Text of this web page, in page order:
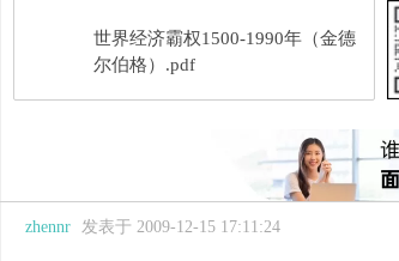
世界经济霸权1500-1990年（金德
尔伯格）.pdf
zhennr 发表于 2009-12-15 17:11:24